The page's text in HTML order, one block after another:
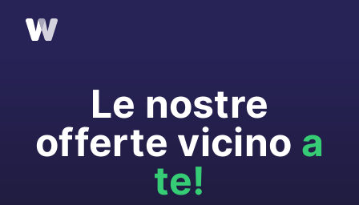
Le nostre
offerte vicino a
te!